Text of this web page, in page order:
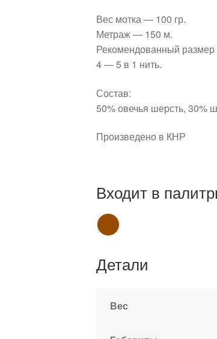
Вес мотка — 100 гр.
Метраж — 150 м.
Рекомендованный размер
4 — 5 в 1 нить.
Состав:
50% овечья шерсть, 30%
Произведено в КНР
Входит в
Детали
Вес